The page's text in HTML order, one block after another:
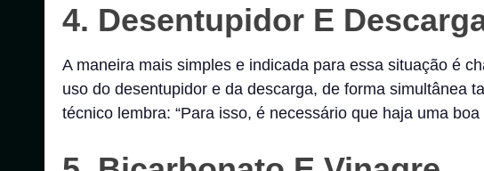
4. Desentupidor E
A maneira mais simples e indicada para essa situação é
uso do desentupidor e da descarga, de forma simultânea
técnico lembra: “Para isso, é necessário que haja uma